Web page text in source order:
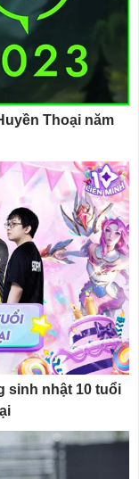
Thoại năm
sinh nhật 10 tuổi